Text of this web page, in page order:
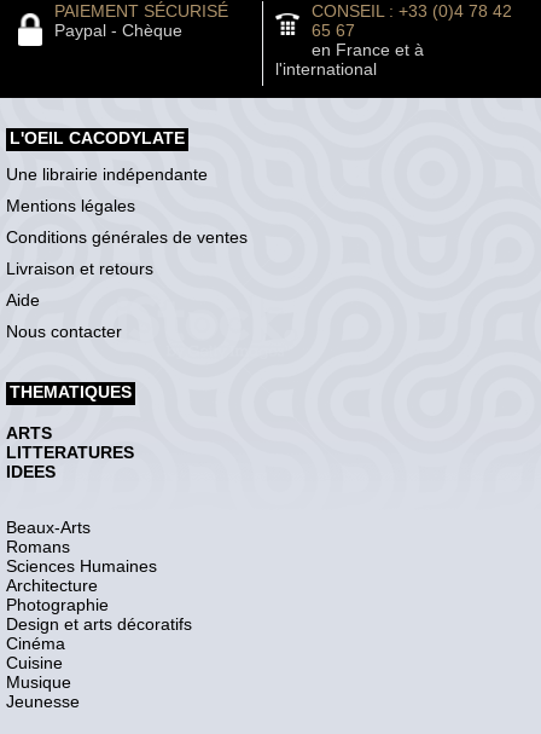
PAIEMENT SÉCURISÉ
Paypal - Chèque
CONSEIL : +33 (0)4 78 42
65 67
en France et à
l'international
L'OEIL CACODYLATE
Une librairie indépendante
Mentions légales
Conditions générales de ventes
Livraison et retours
Aide
Nous contacter
THEMATIQUES
ARTS
LITTERATURES
IDEES
Beaux-Arts
Romans
Sciences Humaines
Architecture
Photographie
Design et arts décoratifs
Cinéma
Cuisine
Musique
Jeunesse